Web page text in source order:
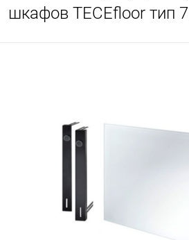
шкафов TECEfloor тип